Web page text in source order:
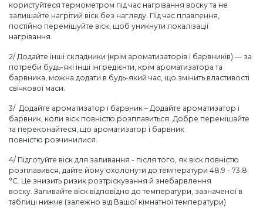
користуйтеся термометром під час нагрівання воску та не
залишайте нагрітий віск без нагляду. Під час плавлення,
постійно перемішуйте віск, щоб уникнути локалізації
нагрівання.
2/ Додайте інші складники (крім ароматизаторів і барвників) — за
потреби будь-які інші інгредієнти, крім ароматизатора та
барвника, можна додати в будь-який час, що змінить властивості
свічкової маси.
3/ Додайте ароматизатор і барвник – Додайте ароматизатор і
барвник, коли віск повністю розплавиться. Добре перемішайте
та переконайтеся, що ароматизатор і барвник
повністю розчинилися.
4/ Підготуйте віск для заливання - після того, як віск повністю
розплавився, дайте йому охолонути до температури 48.9 - 73.8
°C. Це знизить ризик розтріскування й знебарвлення
воску. Заливайте віск відповідно до температури, зазначеної в
таблиці нижче (залежно від Вашої кімнатної температури)